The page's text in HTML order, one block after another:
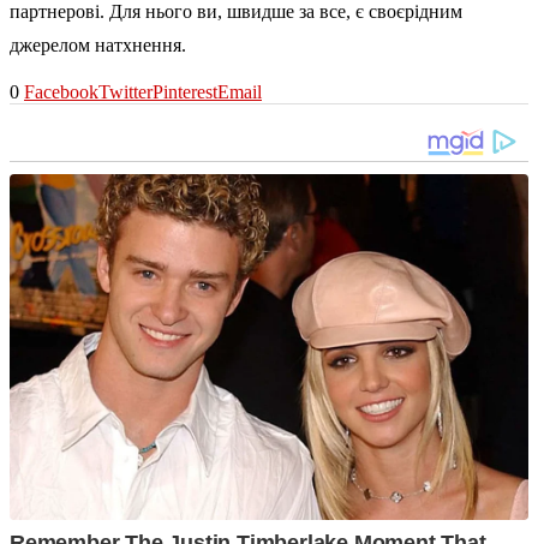
партнерові. Для нього ви, швидше за все, є своєрідним
джерелом натхнення.
0 FacebookTwitterPinterestEmail